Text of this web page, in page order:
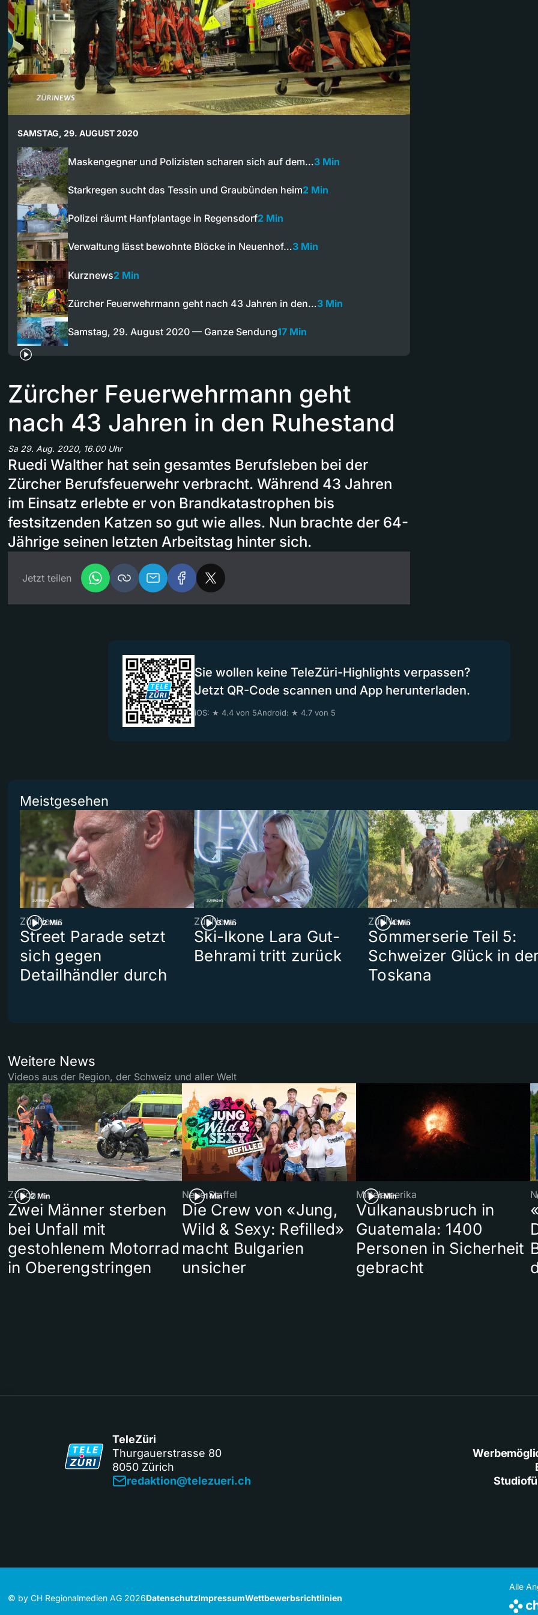
SAMSTAG, 29. AUGUST 2020
Maskengegner und Polizisten scharen sich auf dem…3 Min
Starkregen sucht das Tessin und Graubünden heim2 Min
Polizei räumt Hanfplantage in Regensdorf2 Min
Verwaltung lässt bewohnte Blöcke in Neuenhof…3 Min
Kurznews2 Min
Zürcher Feuerwehrmann geht nach 43 Jahren in den…3 Min
Samstag, 29. August 2020 — Ganze Sendung17 Min
Zürcher Feuerwehrmann geht
nach 43 Jahren in den Ruhestand
Sa 29. Aug. 2020, 16.00 Uhr
Ruedi Walther hat sein gesamtes Berufsleben bei der
Zürcher Berufsfeuerwehr verbracht. Während 43 Jahren
im Einsatz erlebte er von Brandkatastrophen bis
festsitzenden Katzen so gut wie alles. Nun brachte der 64-
Jährige seinen letzten Arbeitstag hinter sich.
Jetzt teilen
Sie wollen keine TeleZüri-Highlights verpassen?
Jetzt QR-Code scannen und App herunterladen.
iOS: ★ 4.4 von 5Android: ★ 4.7 von 5
Meistgesehen
2 Min
ZüriNews
Street Parade setzt
sich gegen
Detailhändler durch
3 Min
ZüriNews
Ski-Ikone Lara Gut-
Behrami tritt zurück
4 Min
ZüriNews
Sommerserie Teil 5:
Schweizer Glück in
Toskana
Weitere News
Videos aus der Region, der Schweiz und aller Welt
2 Min
Zürich
Zwei Männer sterben
bei Unfall mit
gestohlenem Motorrad
in Oberengstringen
1 Min
Neue Staffel
Die Crew von «Jung,
Wild & Sexy: Refilled»
macht Bulgarien
unsicher
1 Min
Mittelamerika
Vulkanausbruch in
Guatemala: 1400
Personen in Sicherheit
gebracht
TeleZüri
Thurgauerstrasse 80
8050 Zürich
redaktion@telezueri.ch
© by CH Regionalmedien AG 2026DatenschutzImpressumWettbewerbsrichtlinien
Alle